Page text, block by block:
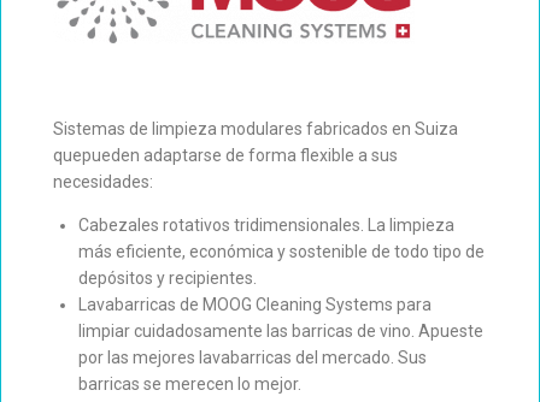
Sistemas de limpieza modulares fabricados en Suiza
quepueden adaptarse de forma flexible a sus
necesidades:
Cabezales rotativos tridimensionales. La limpieza
más eficiente, económica y sostenible de todo tipo de
depósitos y recipientes.
Lavabarricas de MOOG Cleaning Systems para
limpiar cuidadosamente las barricas de vino. Apueste
por las mejores lavabarricas del mercado. Sus
barricas se merecen lo mejor.